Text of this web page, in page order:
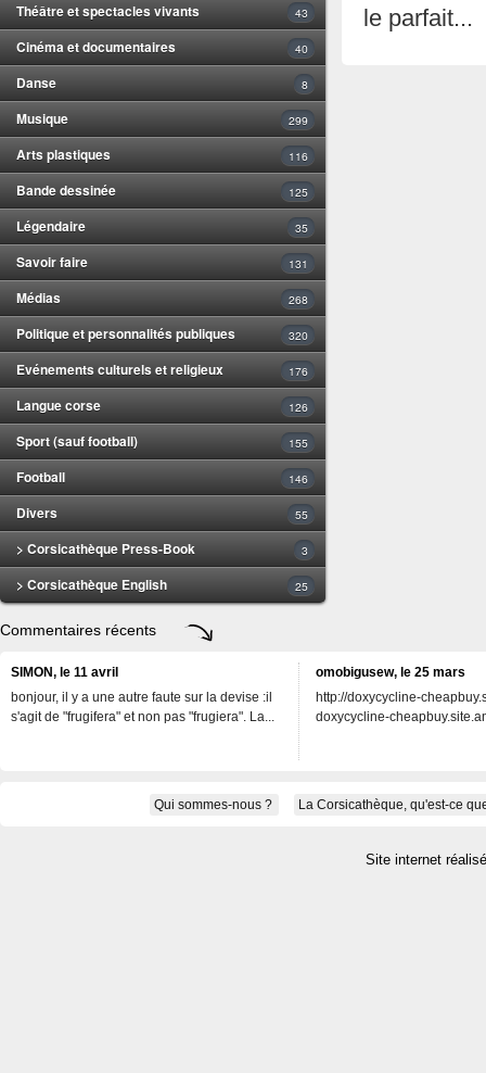
Théâtre et spectacles vivants 43
Cinéma et documentaires 40
Danse 8
Musique 299
Arts plastiques 116
Bande dessinée 125
Légendaire 35
Savoir faire 131
Médias 268
Politique et personnalités publiques 320
Evénements culturels et religieux 176
Langue corse 126
Sport (sauf football) 155
Football 146
Divers 55
> Corsicathèque Press-Book 3
> Corsicathèque English 25
le parfait...
Commentaires récents
SIMON, le 11 avril
bonjour, il y a une autre faute sur la devise :il
s'agit de "frugifera" et non pas "frugiera". La...
omobigusew, le 25 mars
http://doxycycline-
doxycycline-
Qui sommes-nous ? La Corsicathèque, qu'est-ce
Site internet